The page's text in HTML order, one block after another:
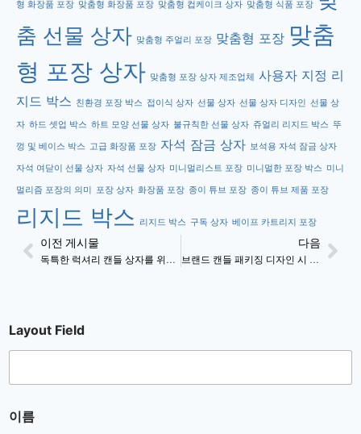
형 화장품 포장 맞춤형 화장품 포장 맞춤형 컵케이크 상자 맞춤형 식품 포장
춤 선물 상자 맞춤형 주얼리 포장 맞춤형 포장 맞춤
형 포장 상자 맞춤형 포장 상자 제조업체 사용자 지정 리
지드 박스 친환경 포장 박스 접이식 상자 선물 상자 선물 상자 디자인 선물 상
자 하드 셋업 박스 하트 모양 선물 상자 불규칙한 선물 상자 쥬얼리 리지드 박스 뚜
껑 및 베이스 박스 고급 화장품 포장 자석 잠금 상자 보석용 자석 잠금 상자
자석 여닫이 선물 상자 자석 선물 상자 미니멀리스트 포장 미니멀한 포장 박스 미니
멀리즘 포장의 의미 포장 상자 화장품 포장 종이 튜브 포장 종이 튜브 제품 포장
리지드 박스 리지드 박스 구독 상자 베이프 카트리지 포장
이전 게시물
독특한 럭셔리 캔들 상자를 위한 6가지 기발한 아이디어
다음
브랜드 캔들 패키징 디자인 시 고려해야 할 사항
Layout Field
이름